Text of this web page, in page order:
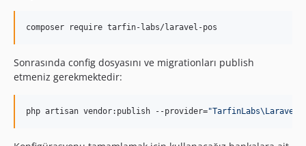
composer require tarfin-labs/laravel-pos
Sonrasında config dosyasını ve migrationları publish
etmeniz gerekmektedir:
php artisan vendor:publish --provider="